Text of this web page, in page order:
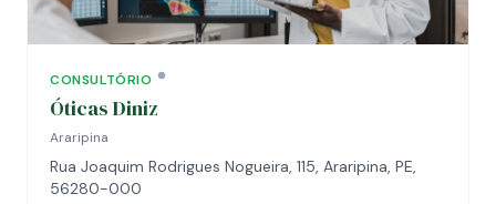
CONSULTÓRIO
Óticas Diniz
Araripina
Rua Joaquim Rodrigues Nogueira, 115, Araripina, PE,
56280-000